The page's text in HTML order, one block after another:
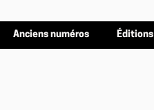
Anciens numéros Éditions